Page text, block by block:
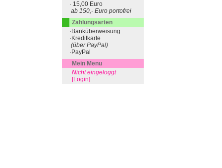
· 15,00 Euro
ab 150,- Euro portofrei
Zahlungsarten
·Banküberweisung
·Kreditkarte
(über PayPal)
·PayPal
Mein Menu
Nicht eingeloggt
[Login]